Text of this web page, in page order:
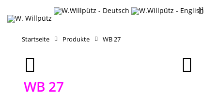
Startseite Produkte WB 27
WB 27